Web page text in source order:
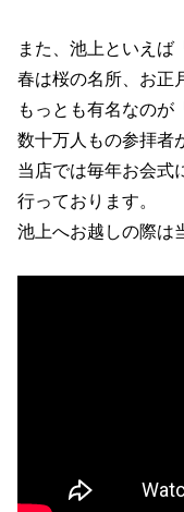
また、池上といえば
春は桜の名所、お正
もっとも有名なのが
数十万人もの参拝者
当店では毎年お会式
行っております。
池上へお越しの際は